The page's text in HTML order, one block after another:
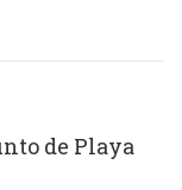
de Playa